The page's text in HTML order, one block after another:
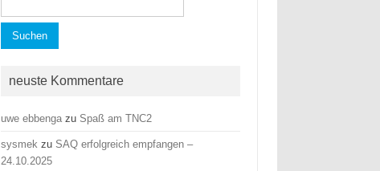
nach:
neuste Kommentare
uwe ebbenga zu Spaß am TNC2
sysmek zu SAQ erfolgreich empfangen –
24.10.2025